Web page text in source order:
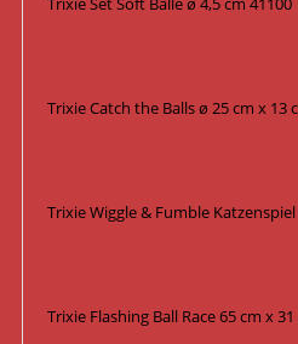
Trixie Catch the Balls ø 25 cm x 13
Trixie Wiggle & Fumble
Trixie Flashing Ball Race 65 cm x